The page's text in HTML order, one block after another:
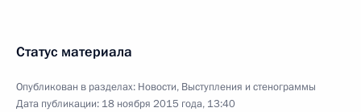
Статус материала
Опубликован в разделах: Новости, Выступления и стенограммы
Дата публикации: 18 ноября 2015 года, 13:40